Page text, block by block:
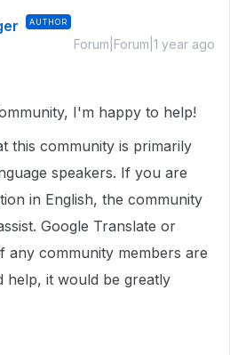
AUTHOR
Forum|Forum|1 year ago
I'm happy to help!
this community is primarily
speakers. If you are
in English, the community
Google Translate or
any community members are
help, it would be greatly